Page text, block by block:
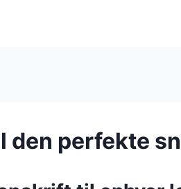
den perfekte